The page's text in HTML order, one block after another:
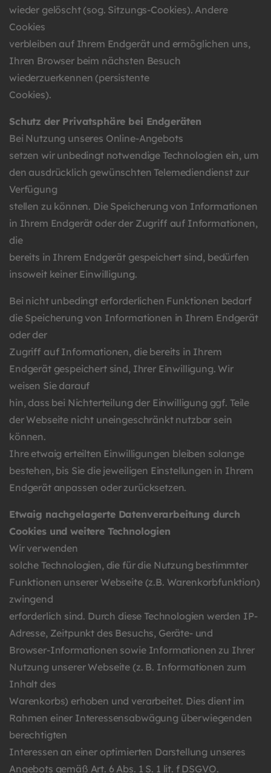
wieder gelöscht (sog. Sitzungs-Cookies). Andere
Cookies
verbleiben auf Ihrem Endgerät und ermöglichen uns,
Ihren Browser beim nächsten Besuch
wiederzuerkennen (persistente
Cookies).
Schutz der Privatsphäre bei Endgeräten
Bei Nutzung unseres Online-Angebots
setzen wir unbedingt notwendige Technologien ein, um
den ausdrücklich gewünschten Telemediendienst zur
Verfügung
stellen zu können. Die Speicherung von Informationen
in Ihrem Endgerät oder der Zugriff auf Informationen,
die
bereits in Ihrem Endgerät gespeichert sind, bedürfen
insoweit keiner Einwilligung.
Bei nicht unbedingt erforderlichen Funktionen bedarf
die Speicherung von Informationen in Ihrem Endgerät
oder der
Zugriff auf Informationen, die bereits in Ihrem
Endgerät gespeichert sind, Ihrer Einwilligung. Wir
weisen Sie darauf
hin, dass bei Nichterteilung der Einwilligung ggf. Teile
der Webseite nicht uneingeschränkt nutzbar sein
können.
Ihre etwaig erteilten Einwilligungen bleiben solange
bestehen, bis Sie die jeweiligen Einstellungen in Ihrem
Endgerät anpassen oder zurücksetzen.
Etwaig nachgelagerte Datenverarbeitung durch
Cookies und weitere Technologien
Wir verwenden
solche Technologien, die für die Nutzung bestimmter
Funktionen unserer Webseite (z.B. Warenkorbfunktion)
zwingend
erforderlich sind. Durch diese Technologien werden IP-
Adresse, Zeitpunkt des Besuchs, Geräte- und
Browser-Informationen sowie Informationen zu Ihrer
Nutzung unserer Webseite (z. B. Informationen zum
Inhalt des
Warenkorbs) erhoben und verarbeitet. Dies dient im
Rahmen einer Interessensabwägung überwiegenden
berechtigten
Interessen an einer optimierten Darstellung unseres
Angebots gemäß Art. 6 Abs. 1 S. 1 lit. f DSGVO.